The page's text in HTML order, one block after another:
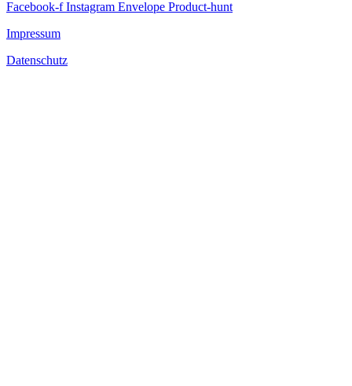
Facebook-f Instagram Envelope Product-hunt
Impressum
Datenschutz